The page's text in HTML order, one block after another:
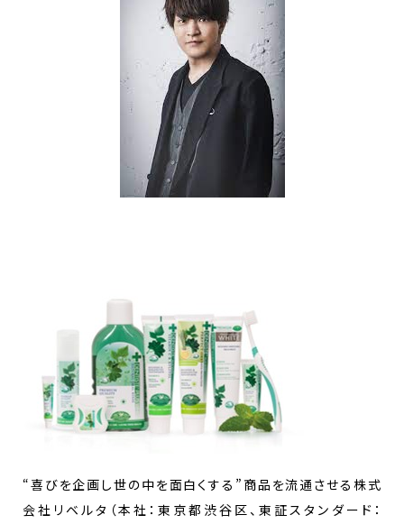
“喜びを企画し世の中を面白くする”商品を流通させる株式
会社リベルタ（本社：東京都渋谷区、東証スタンダード：